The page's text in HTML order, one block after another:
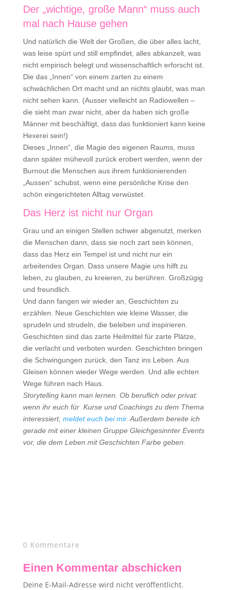
Der „wichtige, große Mann“ muss auch
mal nach Hause gehen
Und natürlich die Welt der Großen, die über alles lacht,
was leise spürt und still empfindet, alles abkanzelt, was
nicht empirisch belegt und wissenschaftlich erforscht ist.
Die das „Innen“ von einem zarten zu einem
schwächlichen Ort macht und an nichts glaubt, was man
nicht sehen kann. (Ausser vielleicht an Radiowellen –
die sieht man zwar nicht, aber da haben sich große
Männer mit beschäftigt, dass das funktioniert kann keine
Hexerei sein!)
Dieses „Innen“, die Magie des eigenen Raums, muss
dann später mühevoll zurück erobert werden, wenn der
Burnout die Menschen aus ihrem funktionierenden
„Aussen“ schubst, wenn eine persönliche Krise den
schön eingerichteten Alltag verwüstet.
Das Herz ist nicht nur Organ
Grau und an einigen Stellen schwer abgenutzt, merken
die Menschen dann, dass sie noch zart sein können,
dass das Herz ein Tempel ist und nicht nur ein
arbeitendes Organ. Dass unsere Magie uns hilft zu
leben, zu glauben, zu kreieren, zu berühren. Großzügig
und freundlich.
Und dann fangen wir wieder an, Geschichten zu
erzählen. Neue Geschichten wie kleine Wasser, die
sprudeln und strudeln, die beleben und inspirieren.
Geschichten sind das zarte Heilmittel für zarte Plätze,
die verlacht und verboten wurden. Geschichten bringen
die Schwingungen zurück, den Tanz ins Leben. Aus
Gleisen können wieder Wege werden. Und alle echten
Wege führen nach Haus.
Storytelling kann man lernen. Ob beruflich oder privat:
wenn ihr euch für Kurse und Coachings zu dem Thema
interessiert, meldet euch bei mir. Außerdem bereite ich
gerade mit einer kleinen Gruppe Gleichgesinnter Events
vor, die dem Leben mit Geschichten Farbe geben.
0 Kommentare
Einen Kommentar abschicken
Deine E-Mail-Adresse wird nicht veröffentlicht.